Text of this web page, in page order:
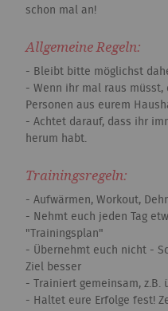
schon mal an!
Allgemeine Regeln:
- Bleibt bitte möglichst
- Wenn ihr mal raus
Personen aus eurem
- Achtet darauf, dass ihr
herum habt.
Trainingsregeln:
- Aufwärmen, Workout,
- Nehmt euch jeden Tag
"Trainingsplan"
- Übernehmt euch nicht -
Ziel besser
- Trainiert gemeinsam, z.B.
- Haltet eure Erfolge fest!